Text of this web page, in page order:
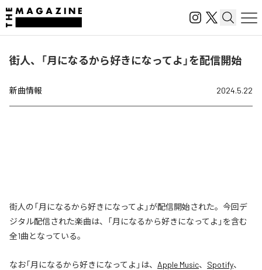
街人、「月になるから好きになってよ」を配信開始
新曲情報 2024.5.22
街人の「月になるから好きになってよ」が配信開始された。今回デ
ジタル配信された楽曲は、「月になるから好きになってよ」を含む
全1曲となっている。
なお「月になるから好きになってよ 」は、 Apple Music、 Spotify、